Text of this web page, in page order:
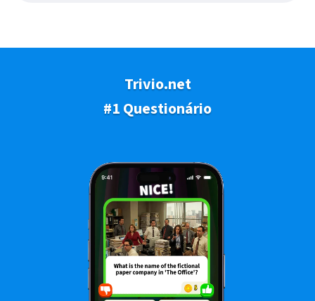
Trivio.net
#1 Questionário